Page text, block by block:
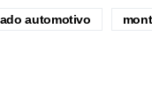
automotivo